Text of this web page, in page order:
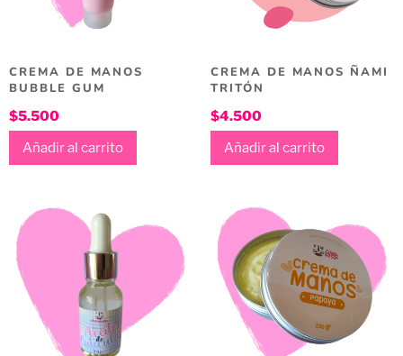
CREMA DE MANOS
BUBBLE GUM
$5.500
Añadir al carrito
CREMA DE MANOS ÑAMI
TRITÓN
$4.500
Añadir al carrito